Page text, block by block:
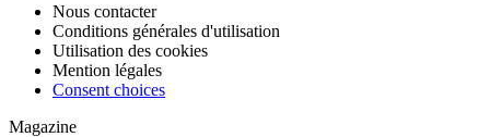
Nous contacter
Conditions générales d'utilisation
Utilisation des cookies
Mention légales
Consent choices
Magazine